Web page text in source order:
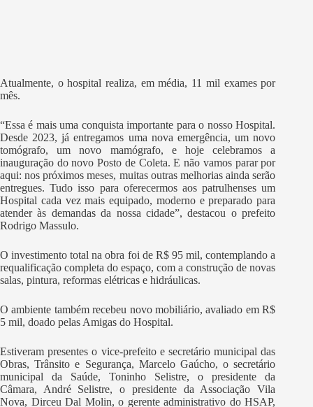
Atualmente, o hospital realiza, em média, 11 mil exames por
mês.
“Essa é mais uma conquista importante para o nosso Hospital.
Desde 2023, já entregamos uma nova emergência, um novo
tomógrafo, um novo mamógrafo, e hoje celebramos a
inauguração do novo Posto de Coleta. E não vamos parar por
aqui: nos próximos meses, muitas outras melhorias ainda serão
entregues. Tudo isso para oferecermos aos patrulhenses um
Hospital cada vez mais equipado, moderno e preparado para
atender às demandas da nossa cidade”, destacou o prefeito
Rodrigo Massulo.
O investimento total na obra foi de R$ 95 mil, contemplando a
requalificação completa do espaço, com a construção de novas
salas, pintura, reformas elétricas e hidráulicas.
O ambiente também recebeu novo mobiliário, avaliado em R$
5 mil, doado pelas Amigas do Hospital.
Estiveram presentes o vice-prefeito e secretário municipal das
Obras, Trânsito e Segurança, Marcelo Gaúcho, o secretário
municipal da Saúde, Toninho Selistre, o presidente da
Câmara, André Selistre, o presidente da Associação Vila
Nova, Dirceu Dal Molin, o gerente administrativo do HSAP,